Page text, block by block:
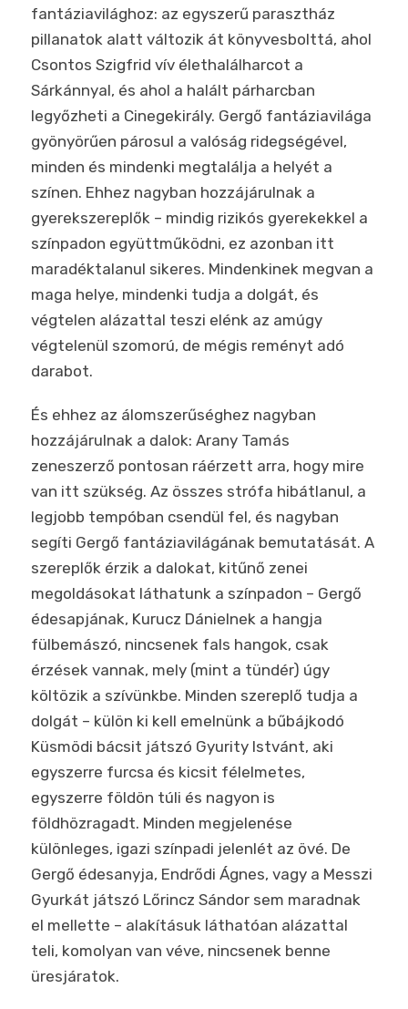
fantáziavilághoz: az egyszerű parasztház
pillanatok alatt változik át könyvesbolttá, ahol
Csontos Szigfrid vív élethalálharcot a
Sárkánnyal, és ahol a halált párharcban
legyőzheti a Cinegekirály. Gergő fantáziavilága
gyönyörűen párosul a valóság ridegségével,
minden és mindenki megtalálja a helyét a
színen. Ehhez nagyban hozzájárulnak a
gyerekszereplők – mindig rizikós gyerekekkel a
színpadon együttműködni, ez azonban itt
maradéktalanul sikeres. Mindenkinek megvan a
maga helye, mindenki tudja a dolgát, és
végtelen alázattal teszi elénk az amúgy
végtelenül szomorú, de mégis reményt adó
darabot.
És ehhez az álomszerűséghez nagyban
hozzájárulnak a dalok: Arany Tamás
zeneszerző pontosan ráérzett arra, hogy mire
van itt szükség. Az összes strófa hibátlanul, a
legjobb tempóban csendül fel, és nagyban
segíti Gergő fantáziavilágának bemutatását. A
szereplők érzik a dalokat, kitűnő zenei
megoldásokat láthatunk a színpadon – Gergő
édesapjának, Kurucz Dánielnek a hangja
fülbemászó, nincsenek fals hangok, csak
érzések vannak, mely (mint a tündér) úgy
költözik a szívünkbe. Minden szereplő tudja a
dolgát – külön ki kell emelnünk a bűbájkodó
Küsmödi bácsit játszó Gyurity Istvánt, aki
egyszerre furcsa és kicsit félelmetes,
egyszerre földön túli és nagyon is
földhözragadt. Minden megjelenése
különleges, igazi színpadi jelenlét az övé. De
Gergő édesanyja, Endrődi Ágnes, vagy a Messzi
Gyurkát játszó Lőrincz Sándor sem maradnak
el mellette – alakításuk láthatóan alázattal
teli, komolyan van véve, nincsenek benne
üresjáratok.